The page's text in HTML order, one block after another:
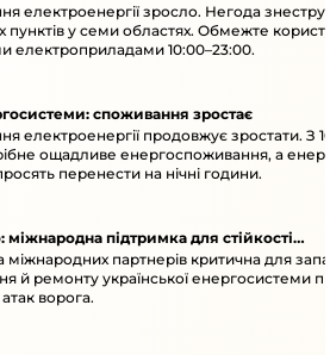
електроенергії зросло. Негода
пунктів у семи областях. Обмежте
електроприладами 10:00–23:00.
споживання зростає
електроенергії продовжує зростати. З
ощадливе енергоспоживання, а
перенести на нічні години.
міжнародна підтримка для стійкості
міжнародних партнерів критична для
й ремонту української енергосистеми
ворога.